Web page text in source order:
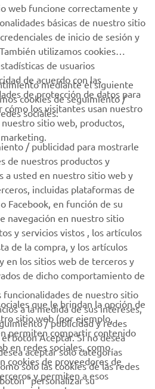
las últimas ofertas, eventos
para saber cómo procesamos
web funcione correctamente y
básicas de nuestro sitio
de inicio de sesión y
utilizamos cookies
de usuarios
de acuerdo con las
de protección de datos para
cómo los visitantes usan nuestro
sitio web, productos,
mediante el siguiente
cookies de seguimiento /
sociales:
/ publicidad para mostrarle
de nuestros productos y
a usted en nuestro sitio web y
incluidas plataformas de
Facebook, en función de su
navegación en nuestro sitio
y servicios vistos , los artículos
de la compra, y los artículos
en los sitios web de terceros y
de dicho comportamiento de
que le brindan la opción de
sitio web (por ejemplo,
permiten compartir contenido
en redes sociales, como
cookies de proveedores de
y permiten a esos
funcionalidades de nuestro sitio
a la medida de sus intereses,
/ publicidad y redes
botón Aceptar. Si no desea
aceptar solo categorías
solo las cookies de las redes
"personalizar su